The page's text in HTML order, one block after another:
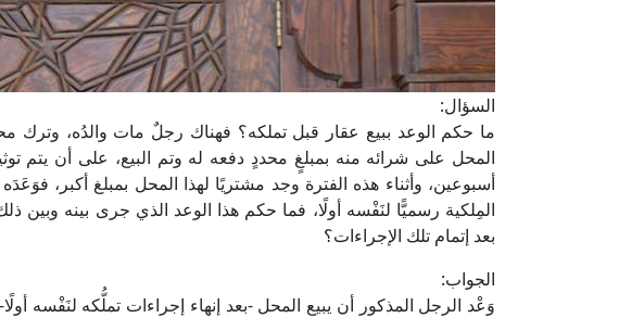
السؤال:
ما حكم الوعد ببيع عقار قبل تملكه؟ فهناك رجلٌ مات والدُه، وترك
المحل على شرائه منه بمبلغٍ محددٍ دفعه له وتم البيع، على أن يتم
أسبوعين، وأثناء هذه الفترة وجد مشتريًا لهذا المحل بمبلغ أكبر،
المِلكية رسميًّا لنَفْسه أولًا، فما حكم هذا الوعد الذي جرى بينه
بعد إتمام تلك الإجراءات؟
الجواب:
وَعْد الرجل المذكور أن يبيع المحل -بعد إنهاء إجراءات تملُّكه لنَفْسه